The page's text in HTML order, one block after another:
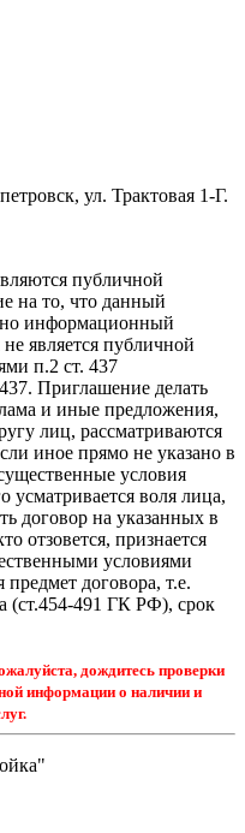
ул. Трактовая 1-Г.
публичной
на то, что данный
информационный
является публичной
п.2 ст. 437
Приглашение делать
и иные предложения,
лиц, рассматриваются
иное прямо не указано в
условия
усматривается воля лица,
договор на указанных в
отзовется, признается
условиями
договора, т.е.
(ст.454-491 ГК РФ), срок
дождитесь проверки
информации о наличии и